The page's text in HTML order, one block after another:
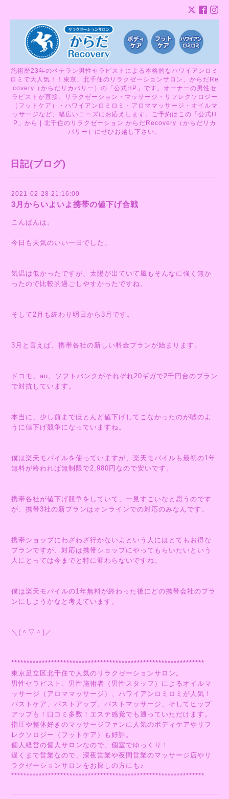
施術歴23年のベテラン男性セラピストによる本格的なハワイアンロミ
ロミで大人気！！東京、北千住のリラクゼーションサロン、からだRe
covery（からだリカバリー）の「公式HP」です。オーナーの男性セ
ラピストが直接、リラクゼーション・マッサージ・リフレクソロジー
（フットケア）・ハワイアンロミロミ・アロママッサージ・オイルマ
ッサージなど、幅広いニーズにお応えします。ご予約はこの「公式H
P」から | 北千住のリラクゼーション からだRecovery（からだリカ
バリー）にぜひお越し下さい。
日記(ブログ)
2021-02-28 21:16:00
3月からいよいよ携帯の値下げ合戦
こんばんは。
今日も天気のいい一日でした。
気温は低かったですが、太陽が出ていて風もそんなに強く無か
ったので比較的過ごしやすかったですね。
そして2月も終わり明日から3月です。
3月と言えば、携帯各社の新しい料金プランが始まります。
ドコモ、au、ソフトバンクがそれぞれ20ギガで2千円台のプラン
で対抗しています。
本当に、少し前までほとんど値下げしてこなかったのが嘘のよ
うに値下げ競争になっていますね。
僕は楽天モバイルを使っていますが、楽天モバイルも最初の1年
無料が終われば無制限で2,980円なので安いです。
携帯各社が値下げ競争をしていて、一見すごいなと思うのです
が、携帯3社の新プランはオンラインでの対応のみなんです。
携帯ショップにわざわざ行かないよという人にはとてもお得な
プランですが、対応は携帯ショップにやってもらいたいという
人にとっては今までと特に変わらないですね。
僕は楽天モバイルの1年無料が終わった後にどの携帯会社のプラ
ンにしようかなと考えています。
＼(＾▽＾)／
***************************************************************
東京足立区北千住で人気のリラクゼーションサロン。
男性セラピスト、男性施術者（男性スタッフ）によるオイルマ
ッサージ（アロママッサージ）、ハワイアンロミロミが人気！
バストケア、バストアップ、バストマッサージ、そしてヒップ
アップも！口コミ多数！エステ感覚でも通っていただけます。
指圧や整体好きのマッサージファンに人気のボディケアやリフ
レクソロジー（フットケア）も好評。
個人経営の個人サロンなので、個室でゆっくり！
遅くまで営業なので、深夜営業や夜間営業のマッサージ店やリ
ラクゼーションサロンをお探しの方にも♪
***************************************************************